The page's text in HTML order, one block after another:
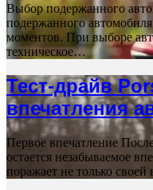
Выбор подержанного
подержанного
моментов. При выборе
техническое…
Тест-драйв
впечатления
Первое впечатление
остается незабываемое
поражает не только